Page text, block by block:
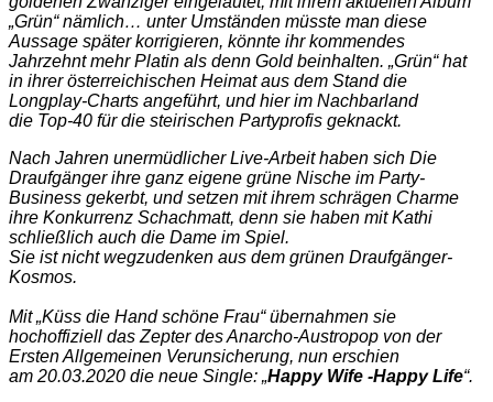
„Grün“ nämlich… unter Umständen müsste man diese
Aussage später korrigieren, könnte ihr kommendes
Jahrzehnt mehr Platin als denn Gold beinhalten. „Grün“ hat
in ihrer österreichischen Heimat aus dem Stand die
Longplay-Charts angeführt, und hier im Nachbarland
die Top-40 für die steirischen Partyprofis geknackt.
Nach Jahren unermüdlicher Live-Arbeit haben sich Die
Draufgänger ihre ganz eigene grüne Nische im Party-
Business gekerbt, und setzen mit ihrem schrägen Charme
ihre Konkurrenz Schachmatt, denn sie haben mit Kathi
schließlich auch die Dame im Spiel.
Sie ist nicht wegzudenken aus dem grünen Draufgänger-
Kosmos.
Mit „Küss die Hand schöne Frau“ übernahmen sie
hochoffiziell das Zepter des Anarcho-Austropop von der
Ersten Allgemeinen Verunsicherung, nun erschien
am 20.03.2020 die neue Single: „Happy Wife -Happy Life“.